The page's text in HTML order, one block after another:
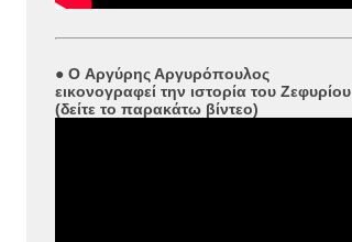
● O Αργύρης Αργυρόπουλος
εικονογραφεί την ιστορία του Ζεφυρίου
(δείτε το παρακάτω βίντεο)